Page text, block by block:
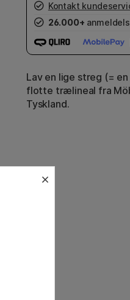
Kontakt
26.000+
Lav en lige streg (=
flotte trælineal fra
Tyskland.